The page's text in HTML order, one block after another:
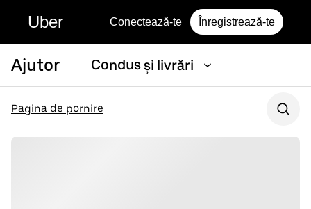
Uber Conectează-te Înregistrează-te
Ajutor Condus și livrări
Pagina de pornire